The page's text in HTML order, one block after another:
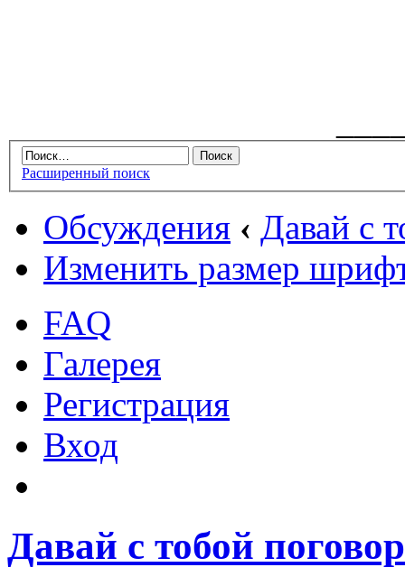
Расширенный поиск
Обсуждения ‹ Давай с
Изменить размер
FAQ
Галерея
Регистрация
Вход
Давай с тобой